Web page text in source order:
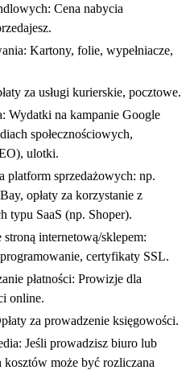
Cena nabycia
Kartony, folie, wypełniacze,
za usługi kurierskie, pocztowe.
Wydatki na kampanie Google
społecznościowych,
ulotki.
platform sprzedażowych: np.
opłaty za korzystanie z
typu SaaS (np. Shoper).
internetową/sklepem:
certyfikaty SSL.
płatności: Prowizje dla
online.
za prowadzenie księgowości.
Jeśli prowadzisz biuro lub
kosztów może być rozliczana